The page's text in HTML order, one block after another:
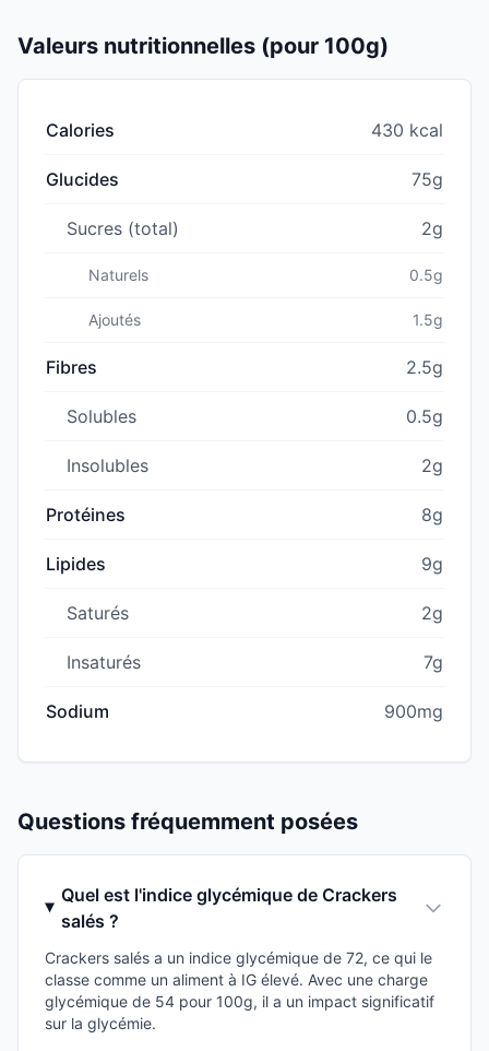
Valeurs nutritionnelles (pour 100g)
Calories 430 kcal
Glucides 75g
Sucres (total) 2g
Naturels 0.5g
Ajoutés 1.5g
Fibres 2.5g
Solubles 0.5g
Insolubles 2g
Protéines 8g
Lipides 9g
Saturés 2g
Insaturés 7g
Sodium 900mg
Questions fréquemment posées
Quel est l'indice glycémique de Crackers
salés ?
Crackers salés a un indice glycémique de 72, ce qui le
classe comme un aliment à IG élevé. Avec une charge
glycémique de 54 pour 100g, il a un impact significatif
sur la glycémie.